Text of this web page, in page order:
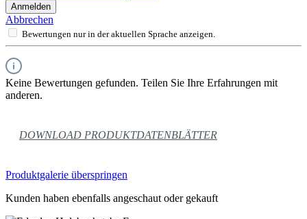
Anmelden
Abbrechen
Bewertungen nur in der aktuellen Sprache anzeigen.
Keine Bewertungen gefunden. Teilen Sie Ihre Erfahrungen mit
anderen.
DOWNLOAD PRODUKTDATENBLÄTTER
Produktgalerie überspringen
Kunden haben ebenfalls angeschaut oder gekauft